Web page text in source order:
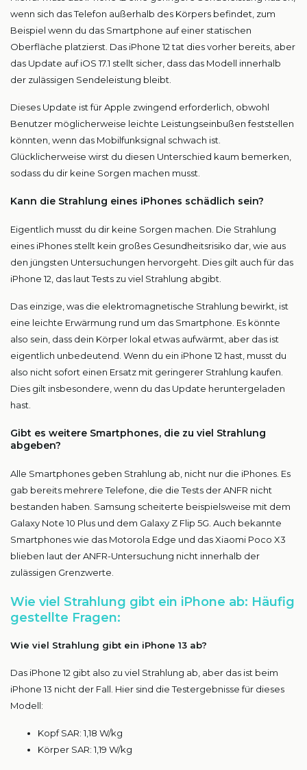
wenn sich das Telefon außerhalb des Körpers befindet, zum
Beispiel wenn du das Smartphone auf einer statischen
Oberfläche platzierst. Das iPhone 12 tat dies vorher bereits, aber
das Update auf iOS 17.1 stellt sicher, dass das Modell innerhalb
der zulässigen Sendeleistung bleibt.
Dieses Update ist für Apple zwingend erforderlich, obwohl
Benutzer möglicherweise leichte Leistungseinbußen feststellen
könnten, wenn das Mobilfunksignal schwach ist.
Glücklicherweise wirst du diesen Unterschied kaum bemerken,
sodass du dir keine Sorgen machen musst.
Kann die Strahlung eines iPhones schädlich sein?
Eigentlich musst du dir keine Sorgen machen. Die Strahlung
eines iPhones stellt kein großes Gesundheitsrisiko dar, wie aus
den jüngsten Untersuchungen hervorgeht. Dies gilt auch für das
iPhone 12, das laut Tests zu viel Strahlung abgibt.
Das einzige, was die elektromagnetische Strahlung bewirkt, ist
eine leichte Erwärmung rund um das Smartphone. Es könnte
also sein, dass dein Körper lokal etwas aufwärmt, aber das ist
eigentlich unbedeutend. Wenn du ein iPhone 12 hast, musst du
also nicht sofort einen Ersatz mit geringerer Strahlung kaufen.
Dies gilt insbesondere, wenn du das Update heruntergeladen
hast.
Gibt es weitere Smartphones, die zu viel Strahlung
abgeben?
Alle Smartphones geben Strahlung ab, nicht nur die iPhones. Es
gab bereits mehrere Telefone, die die Tests der ANFR nicht
bestanden haben. Samsung scheiterte beispielsweise mit dem
Galaxy Note 10 Plus und dem Galaxy Z Flip 5G. Auch bekannte
Smartphones wie das Motorola Edge und das Xiaomi Poco X3
blieben laut der ANFR-Untersuchung nicht innerhalb der
zulässigen Grenzwerte.
Wie viel Strahlung gibt ein iPhone ab: Häufig
gestellte Fragen:
Wie viel Strahlung gibt ein iPhone 13 ab?
Das iPhone 12 gibt also zu viel Strahlung ab, aber das ist beim
iPhone 13 nicht der Fall. Hier sind die Testergebnisse für dieses
Modell:
Kopf SAR: 1,18 W/kg
Körper SAR: 1,19 W/kg